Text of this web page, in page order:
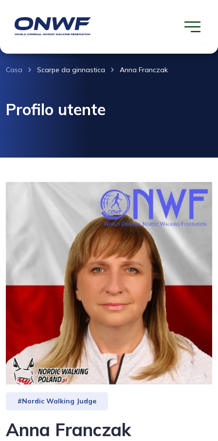
Casa Scarpe da ginnastica Anna Franczak
Profilo utente
#Nordic Walking Judge
Anna Franczak